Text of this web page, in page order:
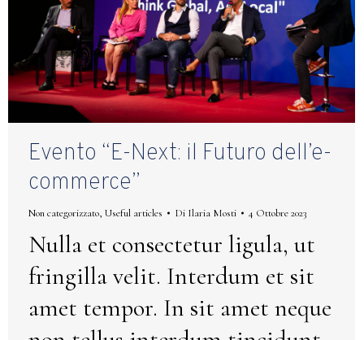
Evento “E-Next: il Futuro dell’e-
commerce”
Non categorizzato, Useful articles Di Ilaria Mosti 4 Ottobre 2023
Nulla et consectetur ligula, ut
fringilla velit. Interdum et sit
amet tempor. In sit amet neque